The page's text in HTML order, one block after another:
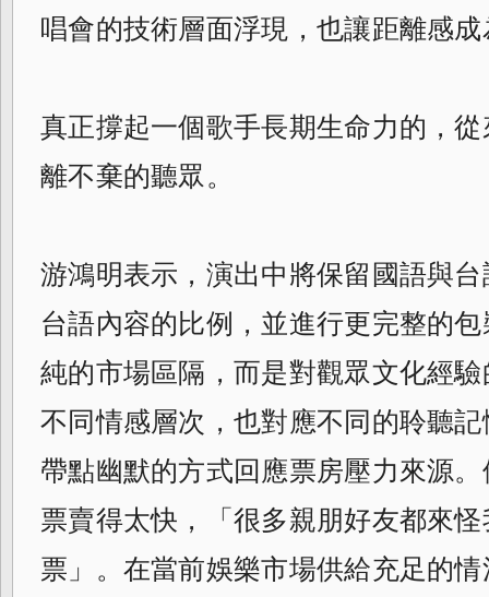
唱會的技術層面浮現，也讓距離感
真正撐起一個歌手長期生命力的，
離不棄的聽眾。
游鴻明表示，演出中將保留國語與
台語內容的比例，並進行更完整的
純的市場區隔，而是對觀眾文化經
不同情感層次，也對應不同的聆聽
帶點幽默的方式回應票房壓力來源
票賣得太快，「很多親朋好友都來
票」。在當前娛樂市場供給充足的